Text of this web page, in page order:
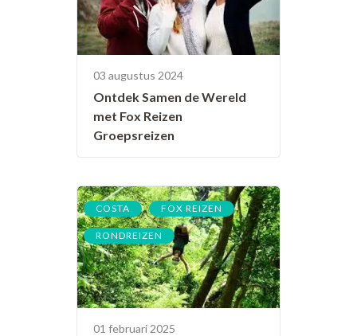
03 augustus 2024
Ontdek Samen de Wereld
met Fox Reizen
Groepsreizen
COSTA , FOX REIZEN ,
RONDREIZEN
01 februari 2025